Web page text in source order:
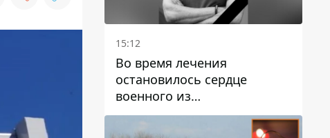
15:12
Во время лечения
остановилось сердце
военного из
Днепропетровской области
Ростислава Лупашко